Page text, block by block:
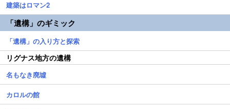
建築はロマン2
「遺構」のギミック
「遺構」の入り方と探索
リグナス地方の遺構
名もなき廃墟
カロルの館